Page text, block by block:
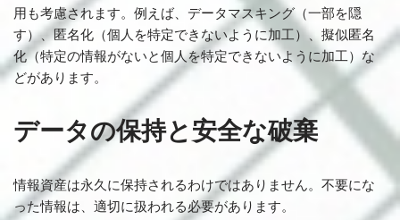
用も考慮されます。例えば、データマスキング（一部を隠
す）、匿名化（個人を特定できないように加工）、擬似匿名
化（特定の情報がないと個人を特定できないように加工）な
どがあります。
データの保持と安全な破棄
情報資産は永久に保持されるわけではありません。不要にな
った情報は、適切に扱われる必要があります。